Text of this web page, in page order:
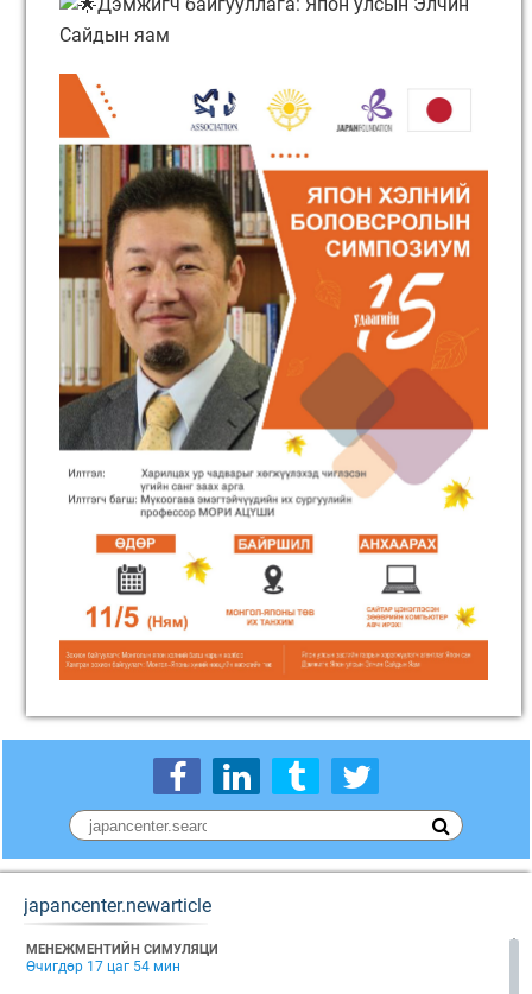
Сайдын яам
japancenter.newarticle
МЕНЕЖМЕНТИЙН СИМУЛЯЦИ
Өчигдөр 17 цаг 54 мин